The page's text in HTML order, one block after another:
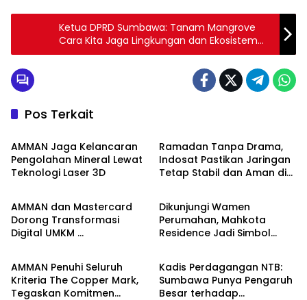
Ketua DPRD Sumbawa: Tanam Mangrove
Cara Kita Jaga Lingkungan dan Ekosistem
Laut
Pos Terkait
Ekonomo Bisnis
AMMAN Jaga Kelancaran
Pengolahan Mineral Lewat
Teknologi Laser 3D
Ramadan Tanpa Drama,
Indosat Pastikan Jaringan
Tetap Stabil dan Aman di
Ekonomo Bisnis
AMMAN dan Mastercard
Dorong Transformasi
Digital UMKM
Ekonomo Bisnis
Dikunjungi Wamen
Perumahan, Mahkota
Residence Jadi Simbol
Ekonomo Bisnis
AMMAN Penuhi Seluruh
Kriteria The Copper Mark,
Tegaskan Komitmen
Ekonomo Bisnis
Kadis Perdagangan NTB:
Sumbawa Punya Pengaruh
Besar terhadap